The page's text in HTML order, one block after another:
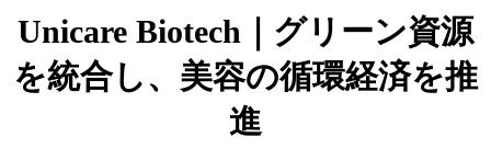
Unicare Biotech ｜グリーン資源
を統合し、美容の循環経済を推
進